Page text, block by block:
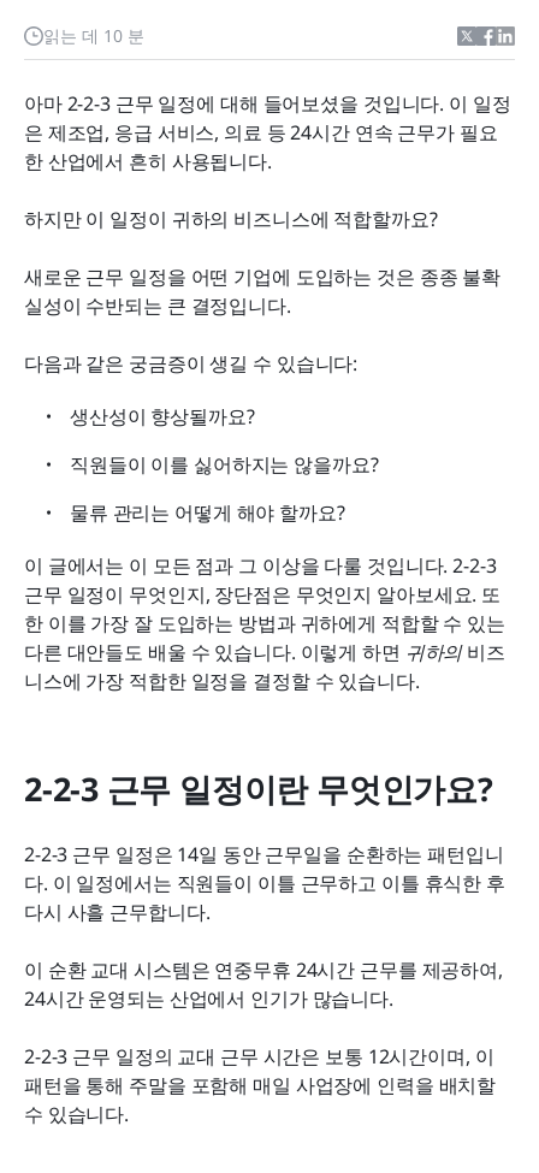
읽는 데 10 분
아마 2-2-3 근무 일정에 대해 들어보셨을 것입니다. 이 일정
은 제조업, 응급 서비스, 의료 등 24시간 연속 근무가 필요
한 산업에서 흔히 사용됩니다.
하지만 이 일정이 귀하의 비즈니스에 적합할까요?
새로운 근무 일정을 어떤 기업에 도입하는 것은 종종 불확
실성이 수반되는 큰 결정입니다.
다음과 같은 궁금증이 생길 수 있습니다:
생산성이 향상될까요?
직원들이 이를 싫어하지는 않을까요?
물류 관리는 어떻게 해야 할까요?
이 글에서는 이 모든 점과 그 이상을 다룰 것입니다. 2-2-3
근무 일정이 무엇인지, 장단점은 무엇인지 알아보세요. 또
한 이를 가장 잘 도입하는 방법과 귀하에게 적합할 수 있는
다른 대안들도 배울 수 있습니다. 이렇게 하면 귀하의 비즈
니스에 가장 적합한 일정을 결정할 수 있습니다.
2-2-3 근무 일정이란 무엇인가요?
2-2-3 근무 일정은 14일 동안 근무일을 순환하는 패턴입니
다. 이 일정에서는 직원들이 이틀 근무하고 이틀 휴식한 후
다시 사흘 근무합니다.
이 순환 교대 시스템은 연중무휴 24시간 근무를 제공하여,
24시간 운영되는 산업에서 인기가 많습니다.
2-2-3 근무 일정의 교대 근무 시간은 보통 12시간이며, 이
패턴을 통해 주말을 포함해 매일 사업장에 인력을 배치할
수 있습니다.
2-2-3 근무 일정 변동
2-2-3 근무 일정의 장점과 단점은 무엇인가요?
회사 근무 일정을 2-2-3 근무제로 어떻게 전환하나
2-2-3 근무 일정의 대안
Lark는 일정 관리와 그 이상을 도와줍니다